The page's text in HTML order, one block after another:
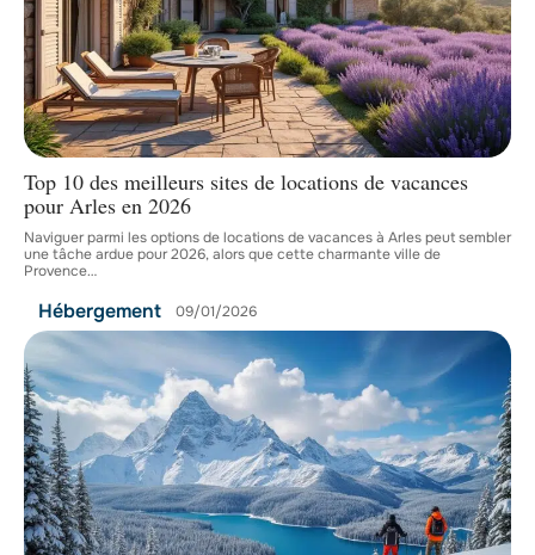
Top 10 des meilleurs sites de locations de vacances
pour Arles en 2026
Naviguer parmi les options de locations de vacances à Arles peut sembler
une tâche ardue pour 2026, alors que cette charmante ville de
Provence…
Hébergement 09/01/2026